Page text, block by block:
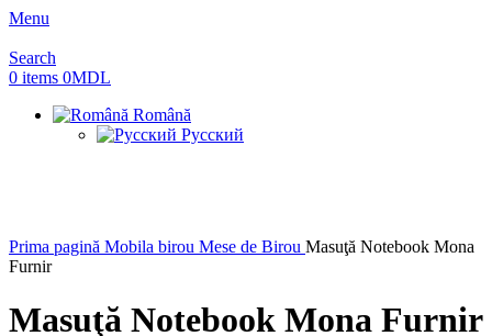
Menu
Search
0 items 0MDL
Română
Русский
Prima pagină Mobila birou Mese de Birou Masuţă Notebook Mona
Furnir
Masuţă Notebook Mona Furnir